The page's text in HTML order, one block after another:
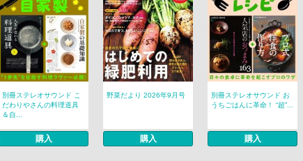
別冊ステレオサウンド こ
だわりやさんの料理道具
＆自...
購入
野菜だより 2026年9月号
購入
別冊ステレオサウンド お
うちごはんに革命！ “超”...
購入